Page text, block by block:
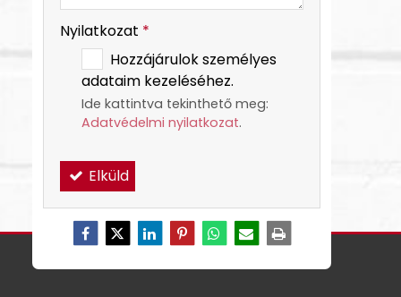
Nyilatkozat *
Hozzájárulok személyes
adataim kezeléséhez.
Ide kattintva tekinthető meg:
Adatvédelmi nyilatkozat.
Elküld